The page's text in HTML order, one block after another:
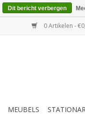
0 Artikelen -
MEUBELS
Dit bericht verbergen